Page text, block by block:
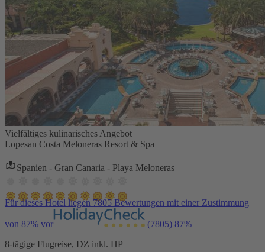
Vielfältiges kulinarisches Angebot
Lopesan Costa Meloneras Resort & Spa
Spanien - Gran Canaria - Playa Meloneras
Für dieses Hotel liegen 7805 Bewertungen mit einer Zustimmung
von 87% vor (7805) 87%
8-tägige Flugreise, DZ inkl. HP